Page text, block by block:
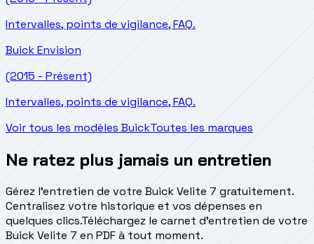
Intervalles, points de vigilance, FAQ.
BuickEnvision
(2015 - Présent)
Intervalles, points de vigilance, FAQ.
Voir tous les modèles BuickToutes les marques
Ne ratez plus jamais un entretien
Gérez l'entretien de votre Buick Velite 7 gratuitement.
Centralisez votre historique et vos dépenses en
quelques clics.Téléchargez le carnet d'entretien de votre
Buick Velite 7 en PDF à tout moment.